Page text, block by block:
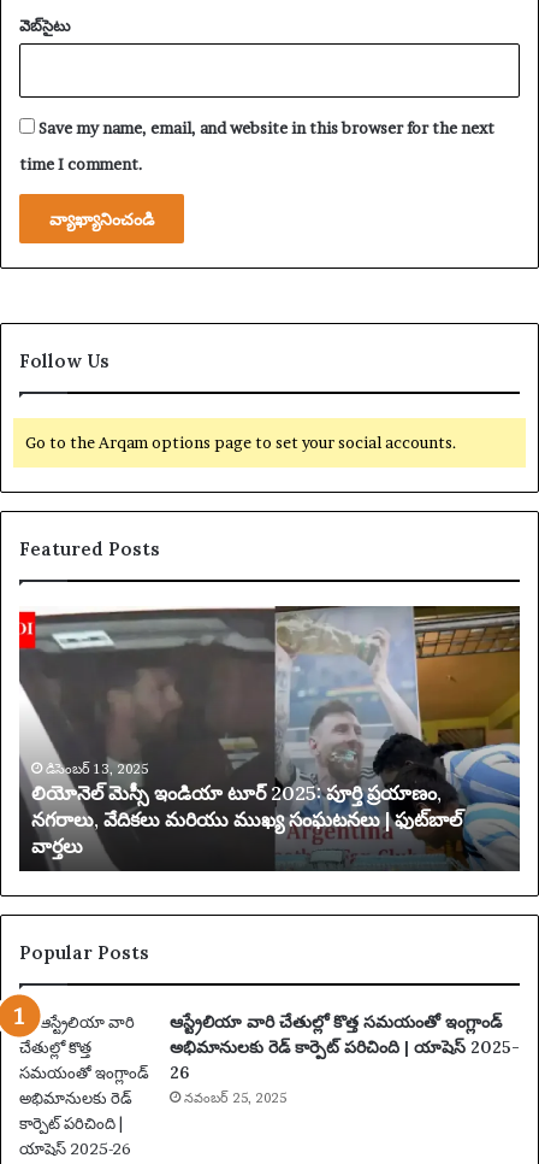
'
ఇ
అ
భి
ద్ధి
చెం
వెబ్‌సైటు
Save my name, email, and website in this browser for the next
time I comment.
Follow Us
Go to the Arqam options page to set your social accounts.
Featured Posts
లి
యో
ల్
మె
ఇం
డి
యా
టూ
ర్
2
0
2
:
పూ
ర్తి
ప్ర
యా
ణం
,
డిసెంబర్ 13, 2025
లియోనెల్ మెస్సీ ఇండియా టూర్ 2025: పూర్తి ప్రయాణం,
నగరాలు, వేదికలు మరియు ముఖ్య సంఘటనలు | ఫుట్‌బాల్
వార్తలు
ది
Popular Posts
ఆస్ట్రేలియా వారి చేతుల్లో కొత్త సమయంతో ఇంగ్లాండ్
అభిమానులకు రెడ్ కార్పెట్ పరిచింది | యాషెస్ 2025-
26
నవంబర్ 25, 2025